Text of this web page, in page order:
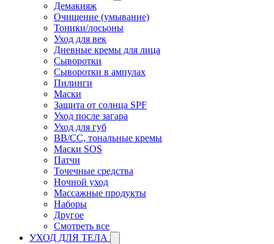
Демакияж
Очищение (умывание)
Тоники/лосьоны
Уход для век
Дневные кремы для лица
Сыворотки
Сыворотки в ампулах
Пилинги
Маски
Защита от солнца SPF
Уход после загара
Уход для губ
BB/CC, тональные кремы
Маски SOS
Патчи
Точечные средства
Ночной уход
Массажные продукты
Наборы
Другое
Смотреть все
УХОД ДЛЯ ТЕЛА